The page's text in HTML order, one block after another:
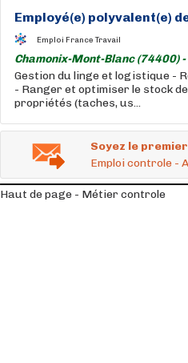
Employé(e) polyvalent(e)
Emploi France Travail
Chamonix-Mont-Blanc (74400) -
Gestion du linge et logistique -
- Ranger et optimiser le stock
propriétés (taches, us...
Soyez le
Emploi controle -
Haut de page - Métier controle